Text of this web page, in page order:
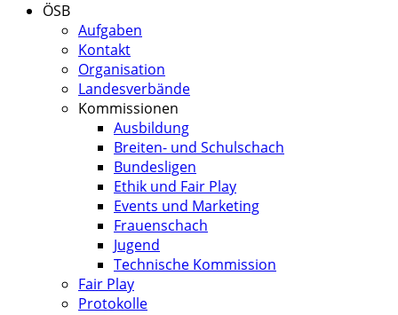
ÖSB
Aufgaben
Kontakt
Organisation
Landesverbände
Kommissionen
Ausbildung
Breiten- und Schulschach
Bundesligen
Ethik und Fair Play
Events und Marketing
Frauenschach
Jugend
Technische Kommission
Fair Play
Protokolle